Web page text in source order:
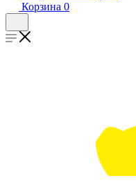
Корзина 0